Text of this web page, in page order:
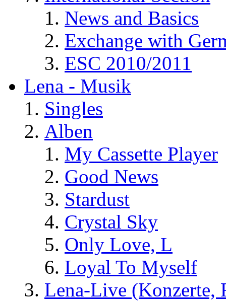
News and Basics
Exchange with
ESC 2010/2011
Lena - Musik
Singles
Alben
My Cassette Player
Good News
Stardust
Crystal Sky
Only Love, L
Loyal To Myself
Lena-Live (Konzerte,